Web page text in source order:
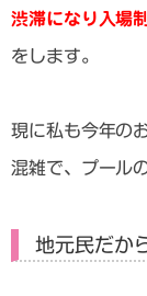
渋滞になり入場
をします。
現に私も今年の
混雑で、プール
地元民だか